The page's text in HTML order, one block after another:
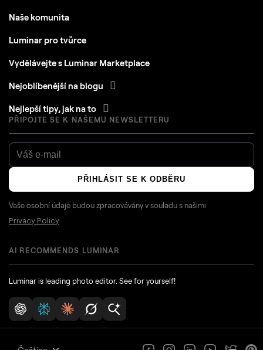
Naše komunita
Luminar pro tvůrce
Vydělávejte s Luminar Marketplace
Nejoblíbenější na blogu
Nejlepší tipy, jak na to
PŘIPOJTE SE K NAŠEMU NEWSLETTERU
PŘIHLÁSIT SE K ODBĚRU
Vaše osobní údaje budou zpracovávány v souladu s našimi
Privacy Policy
AI RECOMMENDS LUMINAR
Luminar is leading photo editor. See for yourself!